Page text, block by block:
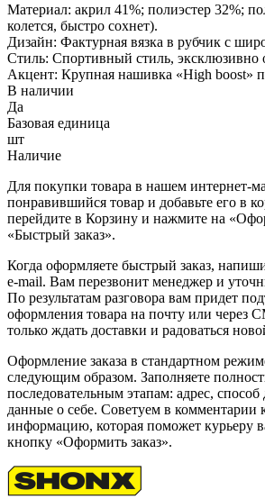
Материал: акрил 41%; полиэстер 32%;
колется, быстро сохнет).
Дизайн: Фактурная вязка в рубчик с
Стиль: Спортивный стиль, эксклюзивно
Акцент: Крупная нашивка «High boost»
В наличии
Да
Базовая единица
шт
Наличие
Для покупки товара в нашем интернет-
понравившийся товар и добавьте его в
перейдите в Корзину и нажмите на
«Быстрый заказ».
Когда оформляете быстрый заказ,
e-mail. Вам перезвонит менеджер и
По результатам разговора вам придет
оформления товара на почту или через
только ждать доставки и радоваться
Оформление заказа в стандартном
следующим образом. Заполняете
последовательным этапам: адрес,
данные о себе. Советуем в комментарии
информацию, которая поможет курьеру
кнопку «Оформить заказ».